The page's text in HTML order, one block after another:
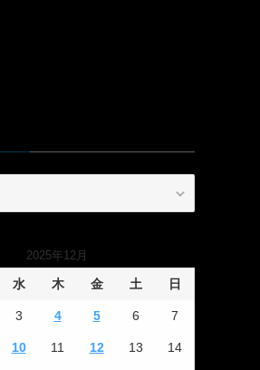
2025年12月
水 木 金 土 日
3 4 5 6 7
10 11 12 13 14